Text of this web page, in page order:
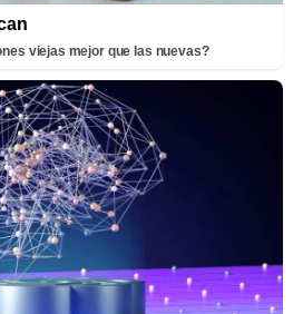
viejas mejor que las nuevas?